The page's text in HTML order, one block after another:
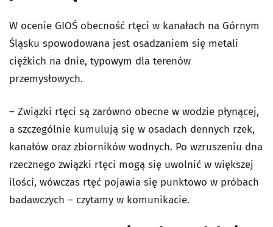
W ocenie GIOŚ obecność rtęci w kanałach na Górnym
Śląsku spowodowana jest osadzaniem się metali
ciężkich na dnie, typowym dla terenów
przemysłowych.
– Związki rtęci są zarówno obecne w wodzie płynącej,
a szczególnie kumulują się w osadach dennych rzek,
kanałów oraz zbiorników wodnych. Po wzruszeniu dna
rzecznego związki rtęci mogą się uwolnić w większej
ilości, wówczas rtęć pojawia się punktowo w próbach
badawczych – czytamy w komunikacie.